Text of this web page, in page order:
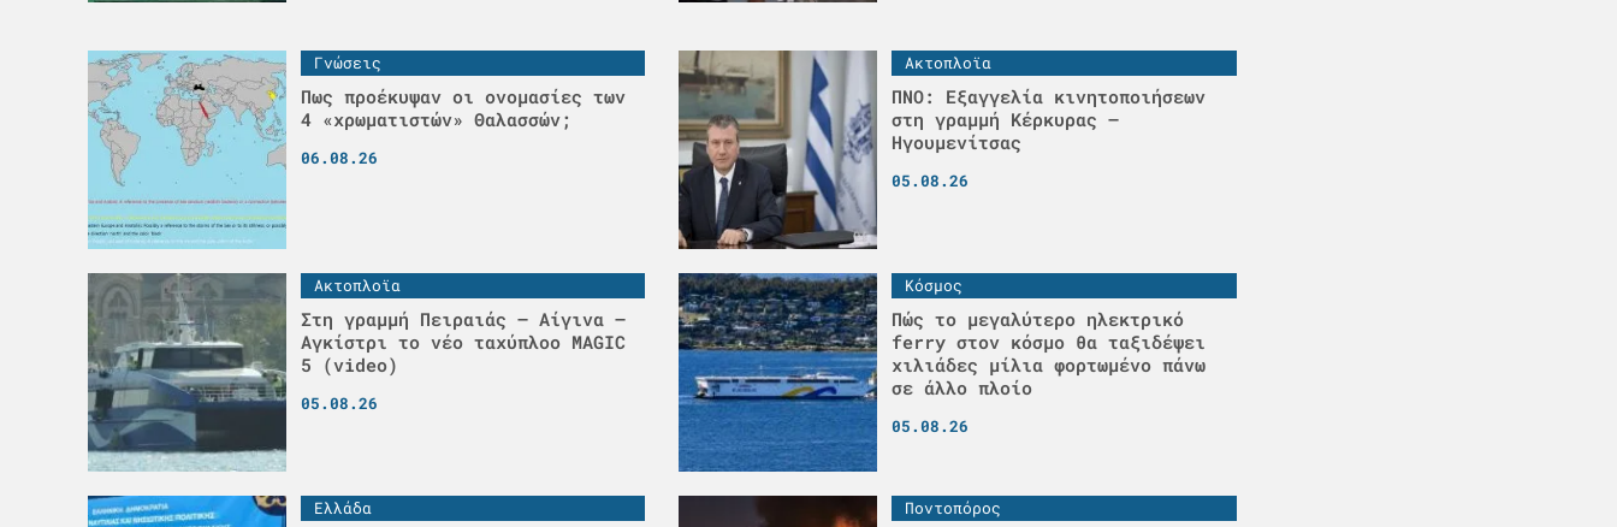
Γνώσεις
Πως προέκυψαν οι ονομασίες των
4 «χρωματιστών» Θαλασσών;
06.08.26
Ακτοπλοϊα
ΠΝΟ: Εξαγγελία κινητοποιήσεων
στη γραμμή Κέρκυρας –
Ηγουμενίτσας
05.08.26
Ακτοπλοϊα
Στη γραμμή Πειραιάς – Αίγινα –
Αγκίστρι το νέο ταχύπλοο MAGIC
5 (video)
05.08.26
Κόσμος
Πώς το μεγαλύτερο ηλεκτρικό
ferry στον κόσμο θα ταξιδέψει
χιλιάδες μίλια φορτωμένο πάνω
σε άλλο πλοίο
05.08.26
Ελλάδα Ποντοπόρος